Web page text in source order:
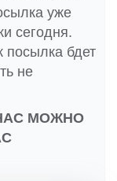
уже
сегодня.
бдет
не
МОЖНО